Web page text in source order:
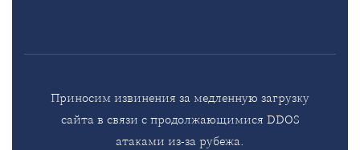
Приносим извинения за медленную загрузку
сайта в связи с продолжающимися DDOS
атаками из-за рубежа.